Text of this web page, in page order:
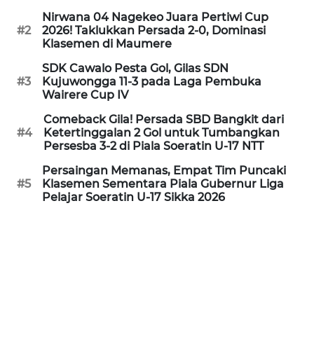
#2
Nirwana 04 Nagekeo Juara Pertiwi Cup
2026! Taklukkan Persada 2-0, Dominasi
Klasemen di Maumere
#3
SDK Cawalo Pesta Gol, Gilas SDN
Kujuwongga 11-3 pada Laga Pembuka
Wairere Cup IV
#4
Comeback Gila! Persada SBD Bangkit dari
Ketertinggalan 2 Gol untuk Tumbangkan
Persesba 3-2 di Piala Soeratin U-17 NTT
#5
Persaingan Memanas, Empat Tim Puncaki
Klasemen Sementara Piala Gubernur Liga
Pelajar Soeratin U-17 Sikka 2026
WN
JAMBI
WN
SULTRA
WN
NTB
WN
SULTENG